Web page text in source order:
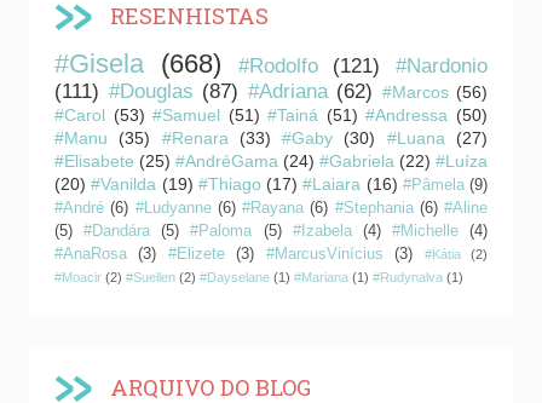
RESENHISTAS
#Gisela (668) #Rodolfo (121)
#Nardonio
(111) #Douglas (87) #Adriana (62) #Marcos (56)
#Carol (53) #Samuel (51) #Tainá (51) #Andressa (50)
#Manu
(35) #Renara (33) #Gaby (30) #Luana
(27)
#Elisabete (25) #AndréGama (24) #Gabriela (22) #Luíza
(20) #Vanilda (19) #Thiago (17) #Laiara (16) #Pâmela (9)
#André (6) #Ludyanne (6) #Rayana (6) #Stephania (6) #Aline
(5)
#Dandára (5) #Paloma (5) #Izabela (4) #Michelle
(4)
#AnaRosa
(3) #Elizete (3) #MarcusVinícius (3) #Kátia
(2)
#Moacir (2) #Suellen (2) #Dayselane (1) #Mariana (1) #Rudynalva (1)
ARQUIVO DO BLOG